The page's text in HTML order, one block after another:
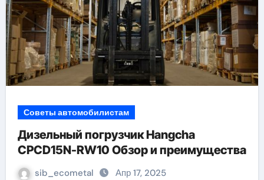
Советы автомобилистам
Дизельный погрузчик Hangcha
CPCD15N-RW10 Обзор и преимущества
sib_ecometal Апр 17, 2025